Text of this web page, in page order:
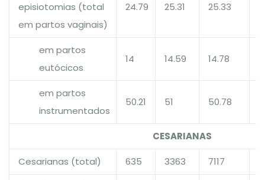
episiotomias (total
em partos vaginais)
24.79 25.31 25.33
em partos
eutócicos
14 14.59 14.78
em partos
instrumentados
50.21 51 50.78
CESARIANAS
Cesarianas (total) 635 3363 7117